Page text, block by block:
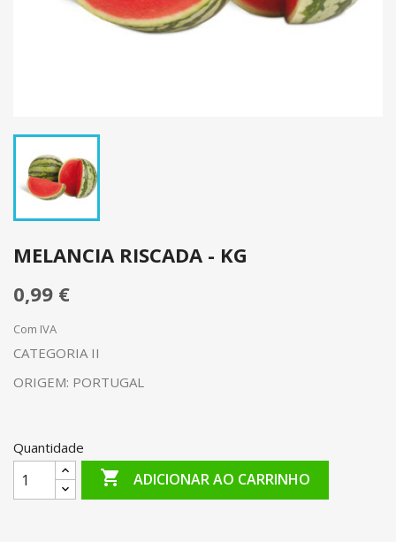
MELANCIA RISCADA - KG
0,99 €
Com IVA
CATEGORIA II
ORIGEM: PORTUGAL
Quantidade
 ADICIONAR AO CARRINHO